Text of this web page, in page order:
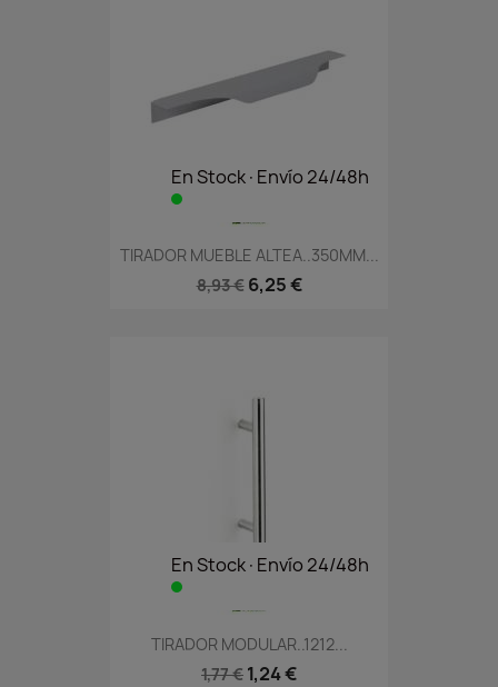
En Stock·Envío 24/48h
TIRADOR MUEBLE ALTEA..350MM...
8,93 € 6,25 €
En Stock·Envío 24/48h
TIRADOR MODULAR..1212...
1,77 € 1,24 €